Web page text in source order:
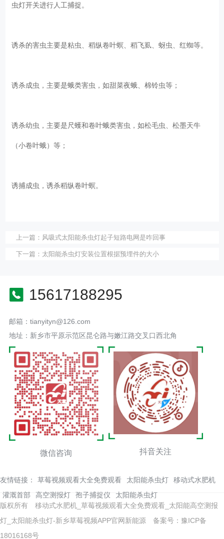
虫灯开关进行人工捕捉。
诱杀的害虫主要是粘虫、稻纵卷叶螟、稻飞虱、蚜虫、红蜘等。
诱杀成虫，主要是蛾类害虫，如甜菜夜蛾、棉铃虫等；
诱杀幼虫，主要是尺蠖和卷叶蛾类害虫，如松毛虫、松墨天牛
（小卷叶蛾）等；
诱捕成虫，诱杀稻纵卷叶螟。
上一篇： 风吸式太阳能杀虫灯起子短路电网是咋回事
下一篇： 太阳能杀虫灯安装位置根据预埋件的大小
15617188295
邮箱：tianyityn@126.com
地址：新乡市平原示范区昆仑路与嫩江路交叉口西北角
微信咨询 抖音关注
友情链接： 草莓视频观看大全免费观看 太阳能杀虫灯
移动式水肥机
灌溉首部
高空测报灯 孢子捕捉仪
太阳能杀虫灯
版权所有 移动式水肥机_草莓视频观看大全免费观看_太阳能高空测报
灯_太阳能杀虫灯-新乡草莓视频APP官网新能源 备案号：豫ICP备
18016168号